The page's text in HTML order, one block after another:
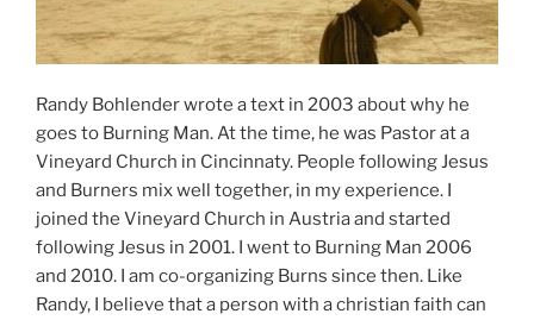
Randy Bohlender wrote a text in 2003 about why he
goes to Burning Man. At the time, he was Pastor at a
Vineyard Church in Cincinnaty. People following Jesus
and Burners mix well together, in my experience. I
joined the Vineyard Church in Austria and started
following Jesus in 2001. I went to Burning Man 2006
and 2010. I am co-organizing Burns since then. Like
Randy, I believe that a person with a christian faith can